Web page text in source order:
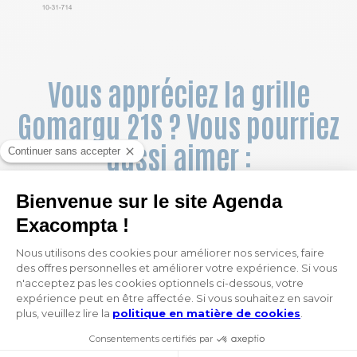
Vous appréciez la grille
Gomargu 21S ? Vous pourriez
aussi aimer :
NOUVEAU NOUVEAU